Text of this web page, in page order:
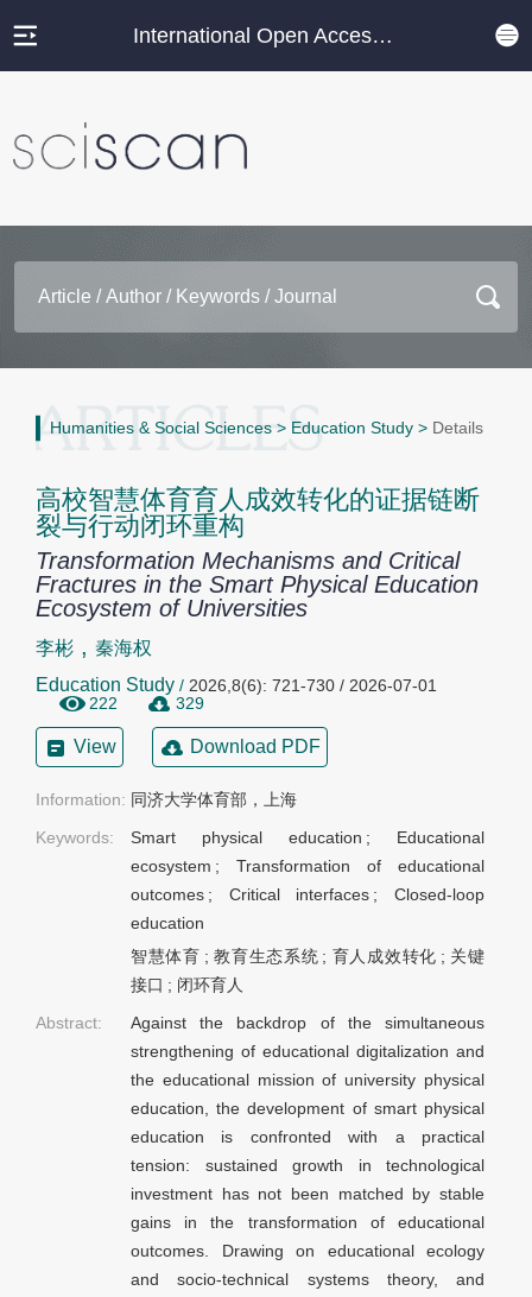
International Open Access Journal Platform
Humanities & Social Sciences > Education Study > Details
高校智慧体育育人成效转化的证据链断
裂与行动闭环重构
Transformation Mechanisms and Critical
Fractures in the Smart Physical Education
Ecosystem of Universities
李彬 , 秦海权
Education Study / 2026,8(6): 721-730 / 2026-07-01
222
329
View Download PDF
Information: 同济大学体育部，上海
Keywords:
Smart physical education ; Educational
ecosystem ; Transformation of educational
outcomes ; Critical interfaces ;Closed-loop
education
智慧体育 ;教育生态系统 ; 育人成效转化 ; 关键
接口 ; 闭环育人
Abstract:
Against the backdrop of the simultaneous
strengthening of educational digitalization and
the educational mission of university physical
education, the development of smart physical
education is confronted with a practical
tension: sustained growth in technological
investment has not been matched by stable
gains in the transformation of educational
outcomes. Drawing on educational ecology
and socio-technical systems theory, and